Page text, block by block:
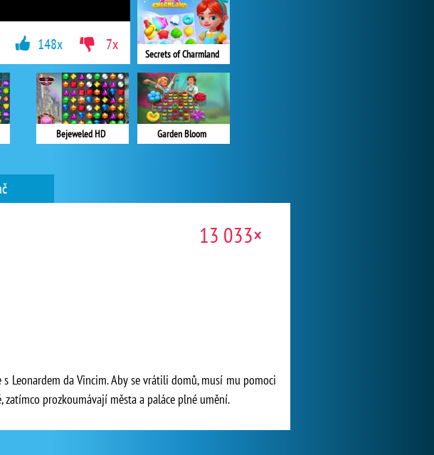
Secrets of Charmland
Garden Bloom
Bejeweled HD
148x 7x
13 033×
Leonardem da Vincim. Aby se vrátili domů, musí mu pomoci
prozkoumávají města a paláce plné umění.